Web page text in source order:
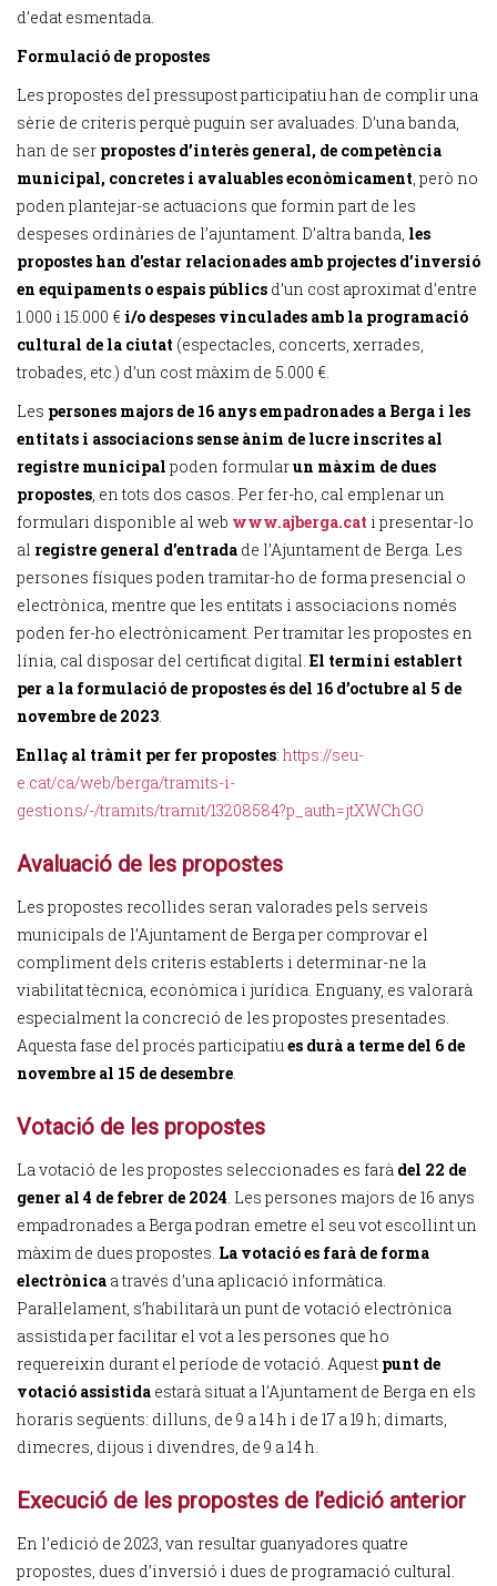
d’edat esmentada.
Formulació de propostes
Les propostes del pressupost participatiu han de complir una
sèrie de criteris perquè puguin ser avaluades. D’una banda,
han de ser propostes d’interès general, de competència
municipal, concretes i avaluables econòmicament, però no
poden plantejar-se actuacions que formin part de les
despeses ordinàries de l’ajuntament. D’altra banda, les
propostes han d’estar relacionades amb projectes d’inversió
en equipaments o espais públics d’un cost aproximat d’entre
1.000 i 15.000 € i/o despeses vinculades amb la programació
cultural de la ciutat (espectacles, concerts, xerrades,
trobades, etc.) d’un cost màxim de 5.000 €.
Les persones majors de 16 anys empadronades a Berga i les
entitats i associacions sense ànim de lucre inscrites al
registre municipal poden formularun màxim de dues
propostes, en tots dos casos. Per fer-ho, cal emplenar un
formulari disponible al web www.ajberga.cat i presentar-lo
al registre general d’entrada de l’Ajuntament de Berga. Les
persones físiques poden tramitar-ho de forma presencial o
electrònica, mentre que les entitats i associacions només
poden fer-ho electrònicament. Per tramitar les propostes en
línia, cal disposar del certificat digital. El termini establert
per a la formulació de propostes és del 16 d’octubre al 5 de
novembre de 2023.
Enllaç al tràmit per fer propostes: https://seu-
e.cat/ca/web/berga/tramits-i-
gestions/-/tramits/tramit/13208584?p_auth=jtXWChGO
Avaluació de les propostes
Les propostes recollides seran valorades pels serveis
municipals de l’Ajuntament de Berga per comprovar el
compliment dels criteris establerts i determinar-ne la
viabilitat tècnica, econòmica i jurídica. Enguany, es valorarà
especialment la concreció de les propostes presentades.
Aquesta fase del procés participatiues durà a terme del 6 de
novembre al 15 de desembre.
Votació de les propostes
La votació de les propostes seleccionades es farà del 22 de
gener al 4 de febrer de 2024. Les persones majors de 16 anys
empadronades a Berga podran emetre el seu vot escollint un
màxim de dues propostes. La votació es farà de forma
electrònica a través d’una aplicació informàtica.
Paral·lelament, s’habilitarà un punt de votació electrònica
assistida per facilitar el vot a les persones que ho
requereixin durant el període de votació. Aquest punt de
votació assistida estarà situat a l’Ajuntament de Berga en els
horaris següents: dilluns, de 9 a 14 h i de 17 a 19 h; dimarts,
dimecres, dijous i divendres, de 9 a 14 h.
Execució de les propostes de l’edició anterior
En l’edició de 2023, van resultar guanyadores quatre
propostes, dues d’inversió i dues de programació cultural.